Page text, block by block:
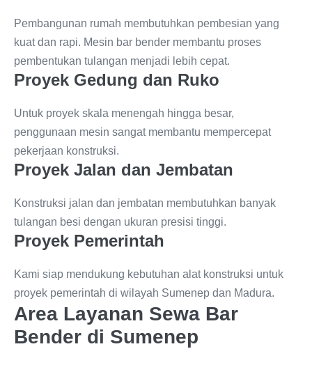
Pembangunan rumah membutuhkan pembesian yang
kuat dan rapi. Mesin bar bender membantu proses
pembentukan tulangan menjadi lebih cepat.
Proyek Gedung dan Ruko
Untuk proyek skala menengah hingga besar,
penggunaan mesin sangat membantu mempercepat
pekerjaan konstruksi.
Proyek Jalan dan Jembatan
Konstruksi jalan dan jembatan membutuhkan banyak
tulangan besi dengan ukuran presisi tinggi.
Proyek Pemerintah
Kami siap mendukung kebutuhan alat konstruksi untuk
proyek pemerintah di wilayah Sumenep dan Madura.
Area Layanan Sewa Bar
Bender di Sumenep